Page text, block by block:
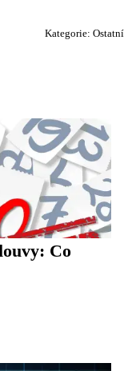
Kategorie: Ostatní
Co